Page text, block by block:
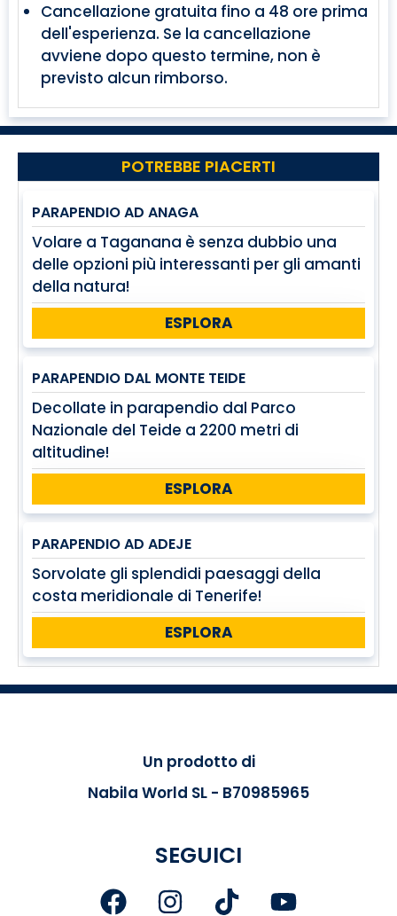
Cancellazione gratuita fino a 48 ore prima
dell'esperienza. Se la cancellazione
avviene dopo questo termine, non è
previsto alcun rimborso.
POTREBBE PIACERTI
PARAPENDIO AD ANAGA
Volare a Taganana è senza dubbio una
delle opzioni più interessanti per gli amanti
della natura!
ESPLORA
PARAPENDIO DAL MONTE TEIDE
Decollate in parapendio dal Parco
Nazionale del Teide a 2200 metri di
altitudine!
ESPLORA
PARAPENDIO AD ADEJE
Sorvolate gli splendidi paesaggi della
costa meridionale di Tenerife!
ESPLORA
Un prodotto di
Nabila World SL - B70985965
SEGUICI